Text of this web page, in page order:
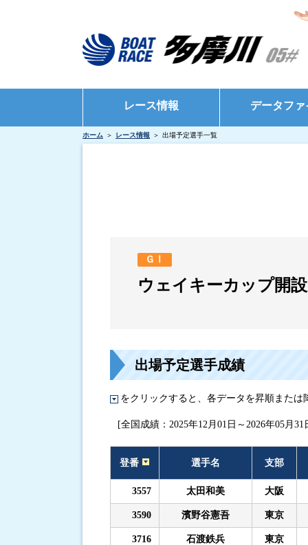
レース情報
シリーズインデックス
出走表・前日予想PDF
モーター抽選結果・前検タイムランキング
データファ
ホーム レース情報 出場予定選手一覧
ＧⅠ
ウェイキーカップ開
出場予定選手成績
をクリックすると、各データを昇順または
[全国成績：2025年12月01日～2026年05月
登番 選手名 支部
3557 太田和美 大阪
3590 濱野谷憲吾 東京
3716 石渡鉄兵 東京